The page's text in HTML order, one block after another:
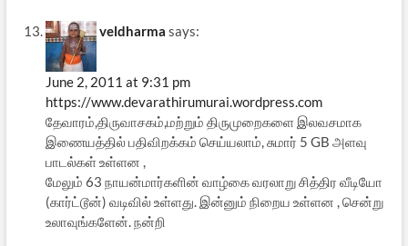
veldharma says:
June 2, 2011 at 9:31 pm
https://www.devarathirumurai.wordpress.com
தேவாரம்,திருவாசகம்,மற்றும் திருமுறைகளை இலவசமாக
இணையத்தில் பதிவிறக்கம் செய்யலாம், சுமார் 5 GB அளவு
பாடல்கள் உள்ளன ,
மேலும் 63 நாயன்மார்களின் வாழ்கை வரலாறு சித்திர வீடியோ
(கார்ட்டூன்) வடிவில் உள்ளது. இன்னும் நிறைய உள்ளன , சென்று
உலாவுங்களேன். நன்றி